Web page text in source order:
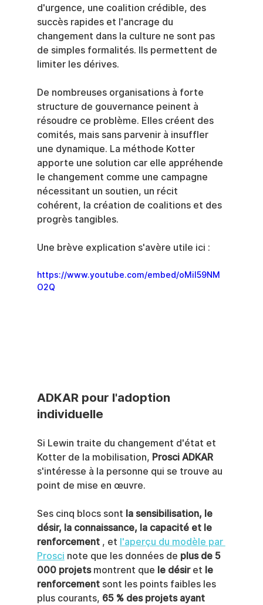
d'urgence, une coalition crédible, des
succès rapides et l'ancrage du
changement dans la culture ne sont pas
de simples formalités. Ils permettent de
limiter les dérives.
De nombreuses organisations à forte
structure de gouvernance peinent à
résoudre ce problème. Elles créent des
comités, mais sans parvenir à insuffler
une dynamique. La méthode Kotter
apporte une solution car elle appréhende
le changement comme une campagne
nécessitant un soutien, un récit
cohérent, la création de coalitions et des
progrès tangibles.
Une brève explication s'avère utile ici :
https://www.youtube.com/embed/oMiI59NM
O2Q
ADKAR pour l'adoption
individuelle
Si Lewin traite du changement d'état et
Kotter de la mobilisation, Prosci ADKAR
s'intéresse à la personne qui se trouve au
point de mise en œuvre.
Ses cinq blocs sont la sensibilisation, le
désir, la connaissance, la capacité et le
renforcement , et l'aperçu du modèle par
Prosci note que les données de plus de 5
000 projets montrent que le désir et le
renforcement sont les points faibles les
plus courants, 65 % des projets ayant